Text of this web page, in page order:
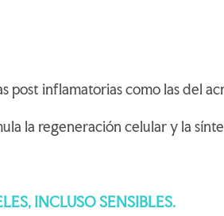
post inflamatorias como las del
la regeneración celular y la
INCLUSO SENSIBLES.